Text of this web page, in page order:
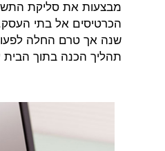
מבצעות את סליקת
הכרטיסים אל בתי העסק.
שנה אך טרם החלה
תהליך הכנה בתוך